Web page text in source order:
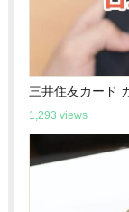
三井住友カード
1,293 views